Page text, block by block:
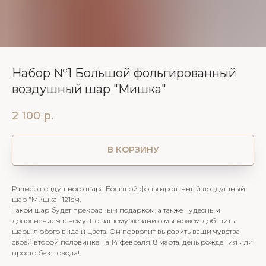
Набор №1 Большой фольгированный
воздушный шар "Мишка"
2 100 р.
В КОРЗИНУ
Размер воздушного шара Большой фольгированный воздушный
шар "Мишка" 121см.
Такой шар будет прекрасным подарком, а также чудесным
дополнением к нему! По вашему желанию мы можем добавить
шары любого вида и цвета. Он позволит выразить ваши чувства
своей второй половинке на 14 февраля, 8 марта, день рождения или
просто без повода!